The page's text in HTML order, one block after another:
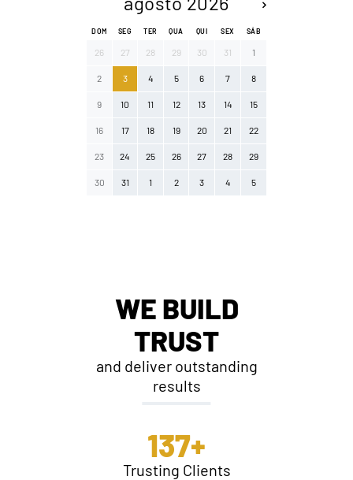
DOM SEG TER QUA QUI SEX SÁB
26 27 28 29 30 31 1
2 3 4 5 6 7 8
9 10 11 12 13 14 15
16 17 18 19 20 21 22
23 24 25 26 27 28 29
30 31 1 2 3 4 5
WE BUILD
TRUST
and deliver outstanding
results
147+
Trusting Clients